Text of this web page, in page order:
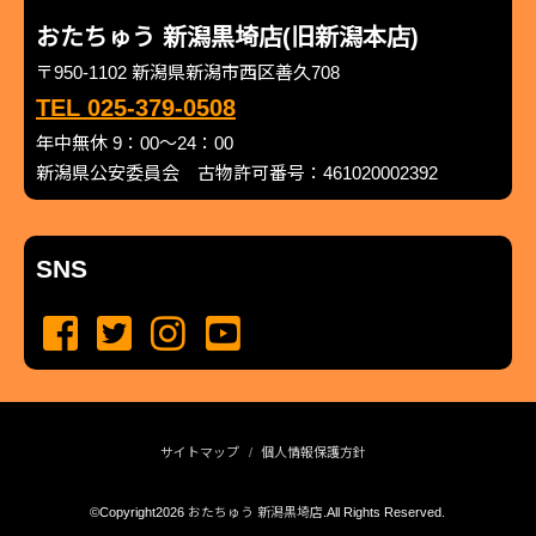
おたちゅう 新潟黒埼店(旧新潟本店)
〒950-1102 新潟県新潟市西区善久708
TEL 025-379-0508
年中無休 9：00～24：00
新潟県公安委員会 古物許可番号：461020002392
SNS
サイトマップ 個人情報保護方針
©Copyright2026 おたちゅう 新潟黒埼店 .All Rights Reserved.